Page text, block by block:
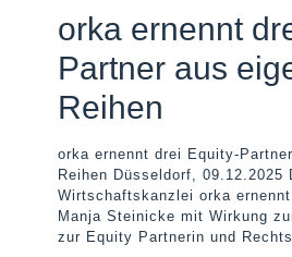
orka ernennt
Partner aus
Reihen
orka ernennt drei Equity-
Reihen Düsseldorf, 09.12.2025
Wirtschaftskanzlei orka
Manja Steinicke mit Wirkung
zur Equity Partnerin und